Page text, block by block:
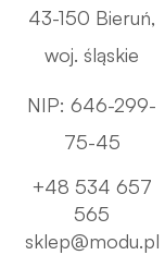
43-150 Bieruń,
woj. śląskie
NIP: 646-299-
75-45
+48 534 657
565
sklep@modu.pl